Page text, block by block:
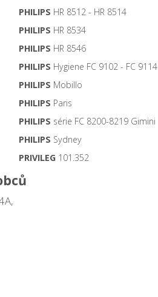
PHILIPS HR 8512 - HR 8514
PHILIPS HR 8534
PHILIPS HR 8546
PHILIPS Hygiene FC 9102 - FC 9114
PHILIPS Mobillo
PHILIPS Paris
PHILIPS série FC 8200-8219 Gimini
PHILIPS Sydney
PRIVILEG101.352